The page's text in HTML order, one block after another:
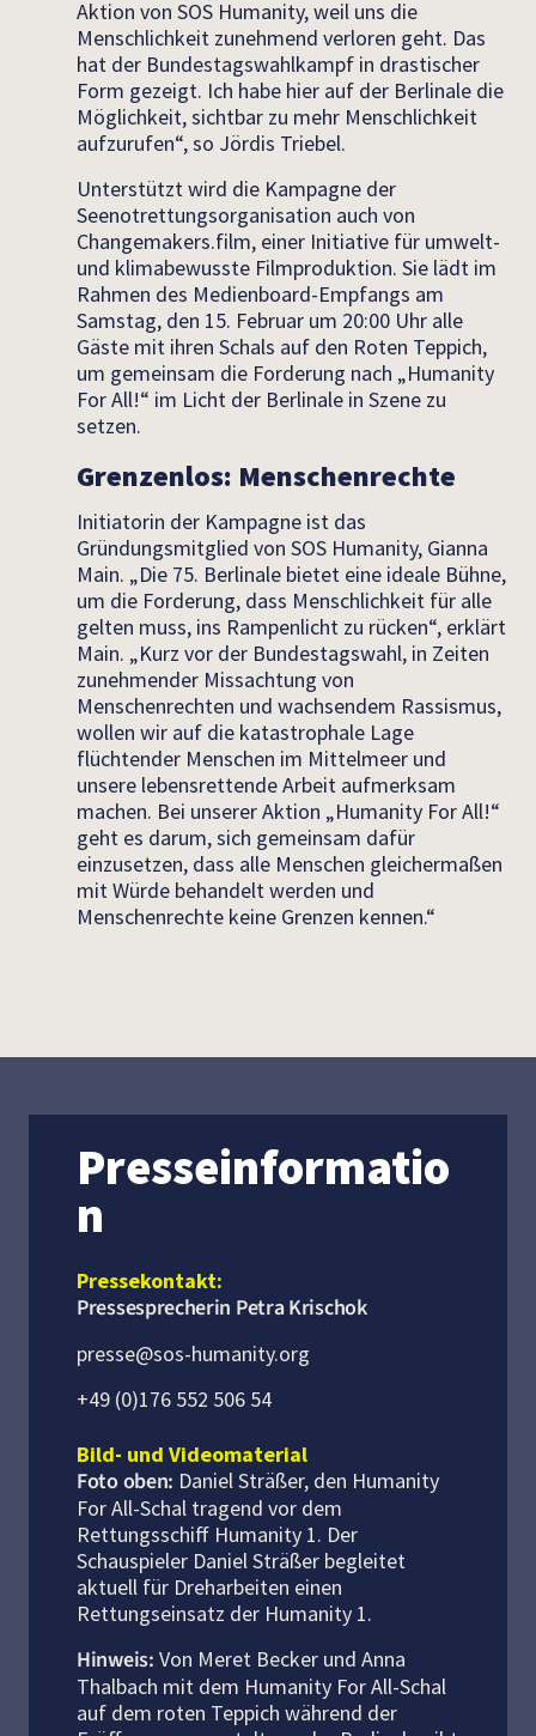
Aktion von SOS Humanity, weil uns die
Menschlichkeit zunehmend verloren geht. Das
hat der Bundestagswahlkampf in drastischer
Form gezeigt. Ich habe hier auf der Berlinale die
Möglichkeit, sichtbar zu mehr Menschlichkeit
aufzurufen“, so Jördis Triebel.
Unterstützt wird die Kampagne der
Seenotrettungsorganisation auch von
Changemakers.film, einer Initiative für umwelt-
und klimabewusste Filmproduktion. Sie lädt im
Rahmen des Medienboard-Empfangs am
Samstag, den 15. Februar um 20:00 Uhr alle
Gäste mit ihren Schals auf den Roten Teppich,
um gemeinsam die Forderung nach „Humanity
For All!“ im Licht der Berlinale in Szene zu
setzen.
Grenzenlos: Menschenrechte
Initiatorin der Kampagne ist das
Gründungsmitglied von SOS Humanity, Gianna
Main. „Die 75. Berlinale bietet eine ideale Bühne,
um die Forderung, dass Menschlichkeit für alle
gelten muss, ins Rampenlicht zu rücken“, erklärt
Main. „Kurz vor der Bundestagswahl, in Zeiten
zunehmender Missachtung von
Menschenrechten und wachsendem Rassismus,
wollen wir auf die katastrophale Lage
flüchtender Menschen im Mittelmeer und
unsere lebensrettende Arbeit aufmerksam
machen. Bei unserer Aktion „Humanity For All!“
geht es darum, sich gemeinsam dafür
einzusetzen, dass alle Menschen gleichermaßen
mit Würde behandelt werden und
Menschenrechte keine Grenzen kennen.“
Presseinformatio
n
Pressekontakt:
Pressesprecherin Petra Krischok
presse@sos-humanity.org
+49 (0)176 552 506 54
Bild- und Videomaterial
Foto oben: Daniel Sträßer, den Humanity
For All-Schal tragend vor dem
Rettungsschiff Humanity 1. Der
Schauspieler Daniel Sträßer begleitet
aktuell für Dreharbeiten einen
Rettungseinsatz der Humanity 1.
Hinweis: Von Meret Becker und Anna
Thalbach mit dem Humanity For All-Schal
auf dem roten Teppich während der